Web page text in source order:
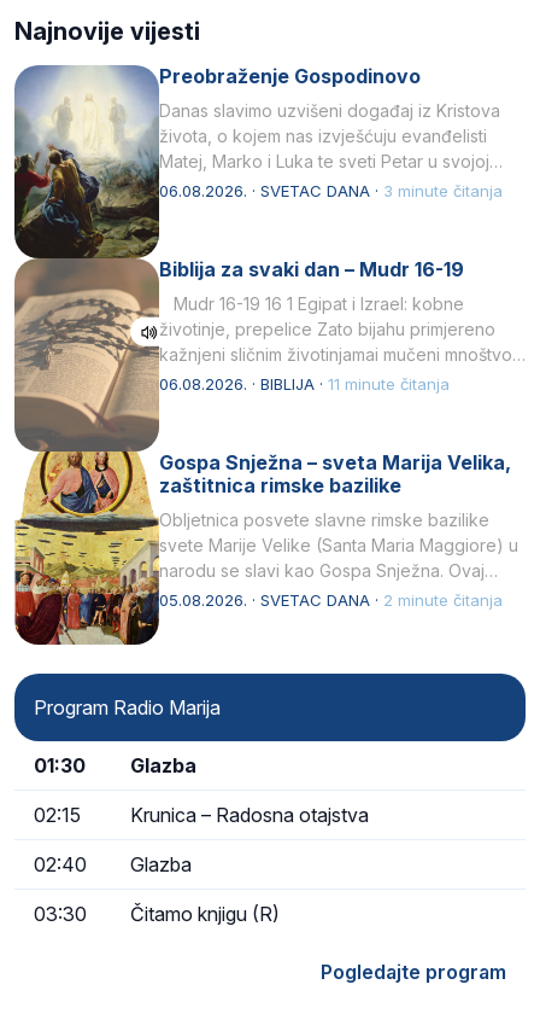
Najnovije vijesti
Preobraženje Gospodinovo
Danas slavimo uzvišeni događaj iz Kristova
života, o kojem nas izvješćuju evanđelisti
Matej, Marko i Luka te sveti Petar u svojoj
drugoj…
06.08.2026. · SVETAC DANA · 3 minute čitanja
Biblija za svaki dan – Mudr 16-19
Mudr 16-19 16 1 Egipat i Izrael: kobne
životinje, prepelice Zato bijahu primjereno
kažnjeni sličnim životinjamai mučeni mnoštvom
kukaca.2 A narod…
06.08.2026. · BIBLIJA · 11 minute čitanja
Gospa Snježna – sveta Marija Velika,
zaštitnica rimske bazilike
Obljetnica posvete slavne rimske bazilike
svete Marije Velike (Santa Maria Maggiore) u
narodu se slavi kao Gospa Snježna. Ovaj
naziv, Sancta Maria…
05.08.2026. · SVETAC DANA · 2 minute čitanja
Program Radio Marija
01:30 Glazba
02:15 Krunica – Radosna otajstva
02:40 Glazba
03:30 Čitamo knjigu (R)
Pogledajte program